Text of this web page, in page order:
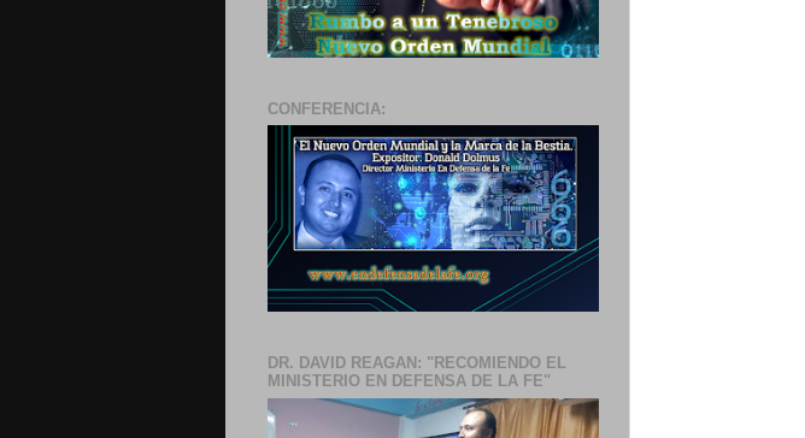
CONFERENCIA:
DR. DAVID REAGAN: "RECOMIENDO EL
MINISTERIO EN DEFENSA DE LA FE"